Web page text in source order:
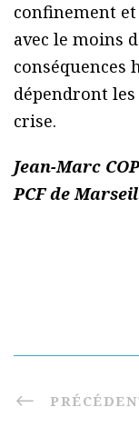
confinement
avec le moins
conséquences
dépendront
crise.
Jean-Marc
PCF de